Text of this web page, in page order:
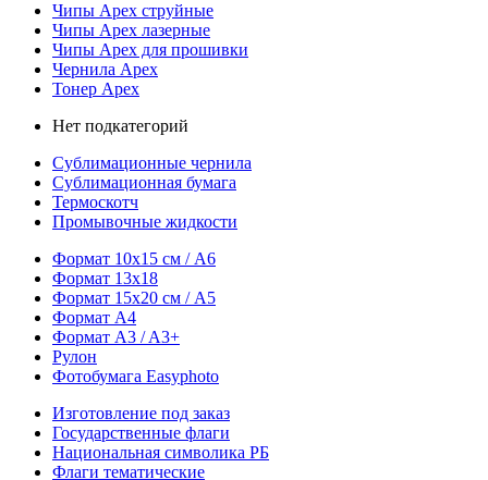
Чипы Apex струйные
Чипы Apex лазерные
Чипы Apex для прошивки
Чернила Apex
Тонер Apex
Нет подкатегорий
Сублимационные чернила
Сублимационная бумага
Термоскотч
Промывочные жидкости
Формат 10х15 см / A6
Формат 13х18
Формат 15х20 см / A5
Формат А4
Формат A3 / A3+
Рулон
Фотобумага Easyphoto
Изготовление под заказ
Государственные флаги
Национальная символика РБ
Флаги тематические